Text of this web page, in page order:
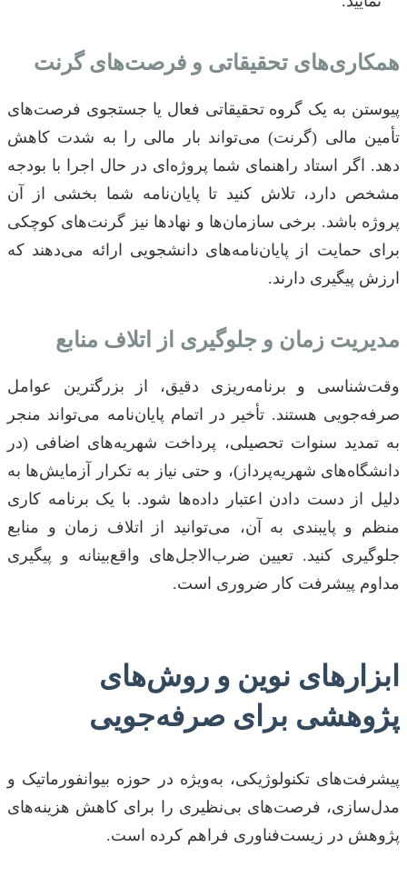
همکاری‌های تحقیقاتی و فرصت‌های گرنت
پیوستن به یک گروه تحقیقاتی فعال یا جستجوی فرصت‌های
تأمین مالی (گرنت) می‌تواند بار مالی را به شدت کاهش
دهد. اگر استاد راهنمای شما پروژه‌ای در حال اجرا با بودجه
مشخص دارد، تلاش کنید تا پایان‌نامه شما بخشی از آن
پروژه باشد. برخی سازمان‌ها و نهادها نیز گرنت‌های کوچکی
برای حمایت از پایان‌نامه‌های دانشجویی ارائه می‌دهند که
ارزش پیگیری دارند.
مدیریت زمان و جلوگیری از اتلاف منابع
وقت‌شناسی و برنامه‌ریزی دقیق، از بزرگترین عوامل
صرفه‌جویی هستند. تأخیر در اتمام پایان‌نامه می‌تواند منجر
به تمدید سنوات تحصیلی، پرداخت شهریه‌های اضافی (در
دانشگاه‌های شهریه‌پرداز)، و حتی نیاز به تکرار آزمایش‌ها به
دلیل از دست دادن اعتبار داده‌ها شود. با یک برنامه کاری
منظم و پایبندی به آن، می‌توانید از اتلاف زمان و منابع
جلوگیری کنید. تعیین ضرب‌الاجل‌های واقع‌بینانه و پیگیری
مداوم پیشرفت کار ضروری است.
ابزارهای نوین و روش‌های
پژوهشی برای صرفه‌جویی
پیشرفت‌های تکنولوژیکی، به‌ویژه در حوزه بیوانفورماتیک و
مدل‌سازی، فرصت‌های بی‌نظیری را برای کاهش هزینه‌های
پژوهش در زیست‌فناوری فراهم کرده است.